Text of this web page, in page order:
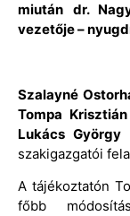
miután dr.
vezetője –
Szalayné
Tompa Krisztián
Lukács György
szakigazgatói
A tájékoztatón
főbb